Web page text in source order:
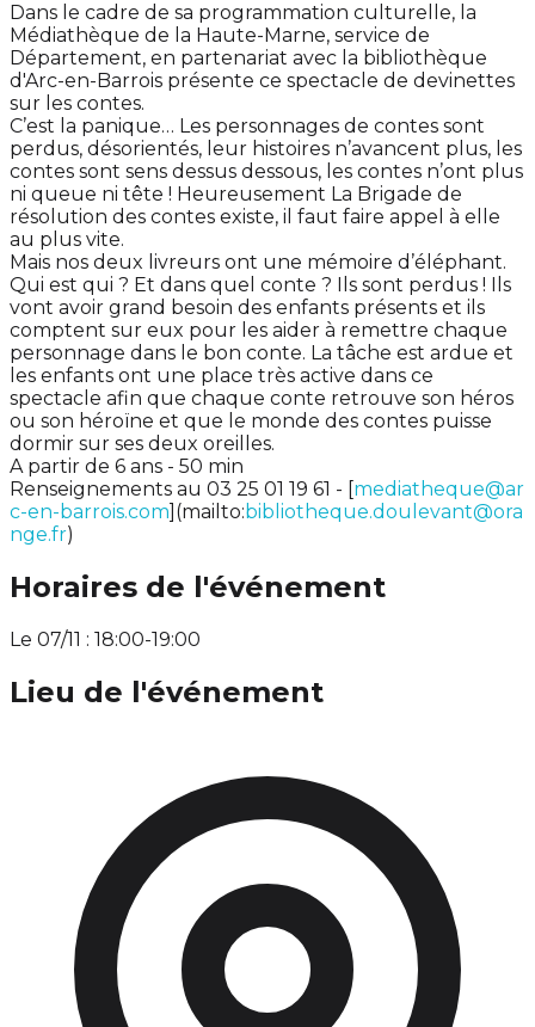
Dans le cadre de sa programmation culturelle, la
Médiathèque de la Haute-Marne, service de
Département, en partenariat avec la bibliothèque
d'Arc-en-Barrois présente ce spectacle de devinettes
sur les contes.
C’est la panique… Les personnages de contes sont
perdus, désorientés, leur histoires n’avancent plus, les
contes sont sens dessus dessous, les contes n’ont plus
ni queue ni tête ! Heureusement La Brigade de
résolution des contes existe, il faut faire appel à elle
au plus vite.
Mais nos deux livreurs ont une mémoire d’éléphant.
Qui est qui ? Et dans quel conte ? Ils sont perdus ! Ils
vont avoir grand besoin des enfants présents et ils
comptent sur eux pour les aider à remettre chaque
personnage dans le bon conte. La tâche est ardue et
les enfants ont une place très active dans ce
spectacle afin que chaque conte retrouve son héros
ou son héroïne et que le monde des contes puisse
dormir sur ses deux oreilles.
A partir de 6 ans - 50 min
Renseignements au 03 25 01 19 61 - [mediatheque@ar
c-en-barrois.com](mailto:bibliotheque.doulevant@ora
nge.fr)
Horaires de l'événement
Le 07/11 : 18:00-19:00
Lieu de l'événement